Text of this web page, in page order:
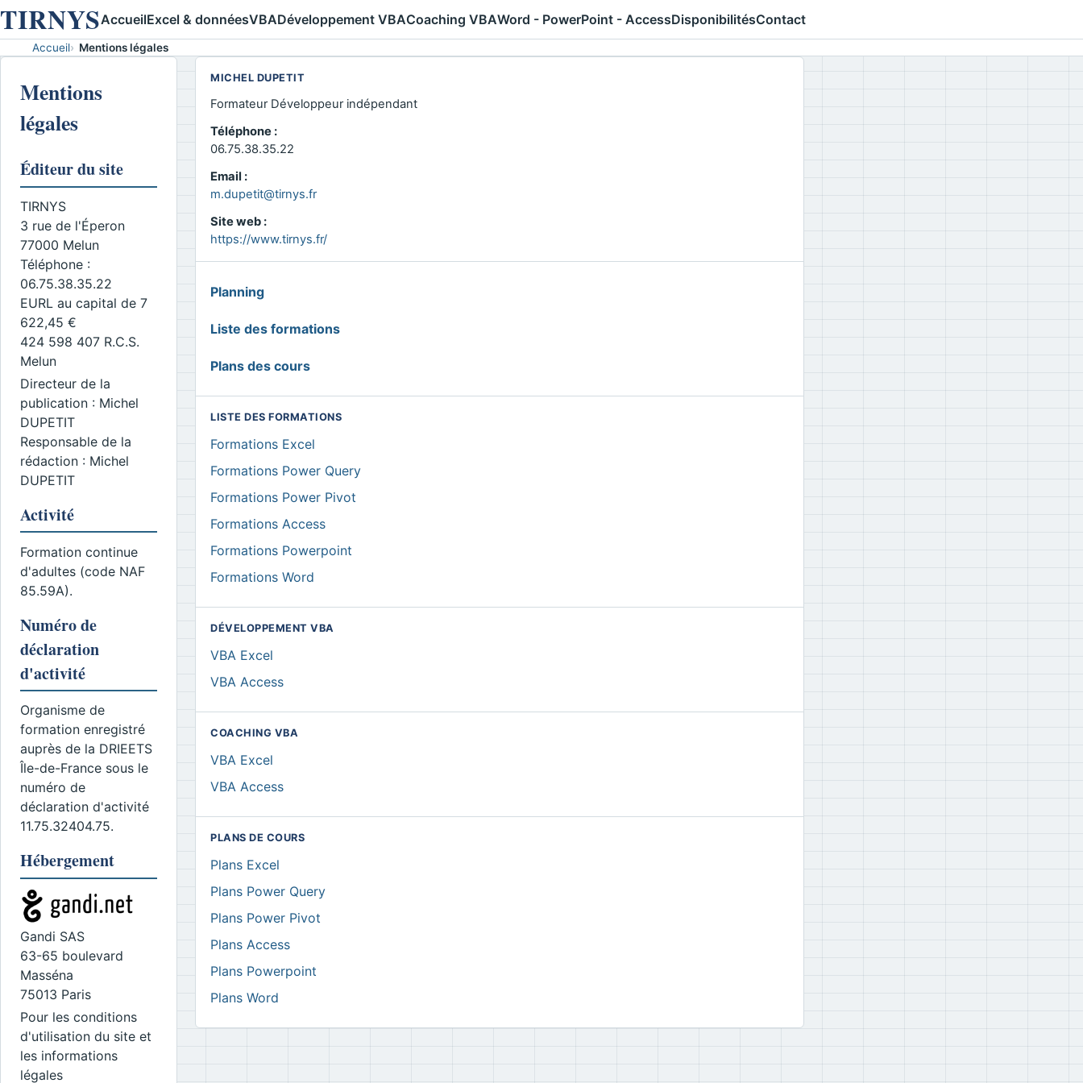
TIRNYSAccueilExcel & donnéesVBADéveloppement VBACoaching VBAWord - PowerPoint - AccessDisponibilitésContact
Accueil Mentions légales
Mentions
légales
Éditeur du site
TIRNYS
3 rue de l'Éperon
77000 Melun
Téléphone :
06.75.38.35.22
EURL au capital de 7
622,45 €
424 598 407 R.C.S.
Melun
Directeur de la
publication : Michel
DUPETIT
Responsable de la
rédaction : Michel
DUPETIT
Activité
Formation continue
d'adultes (code NAF
85.59A).
Numéro de
déclaration
d'activité
Organisme de
formation enregistré
auprès de la DRIEETS
Île-de-France sous le
numéro de
déclaration d'activité
11.75.32404.75.
Hébergement
Gandi SAS
63-65 boulevard
Masséna
75013 Paris
Pour les conditions
d'utilisation du site et
les informations
légales
MICHEL DUPETIT
Formateur Développeur indépendant
Téléphone :
06.75.38.35.22
Email :
m.dupetit@tirnys.fr
Site web :
https://www.tirnys.fr/
GLOBAL
Planning
Liste des formations
Plans des cours
LISTE DES FORMATIONS
Formations Excel
Formations Power Query
Formations Power Pivot
Formations Access
Formations Powerpoint
Formations Word
DÉVELOPPEMENT VBA
VBA Excel
VBA Access
COACHING VBA
VBA Excel
VBA Access
PLANS DE COURS
Plans Excel
Plans Power Query
Plans Power Pivot
Plans Access
Plans Powerpoint
Plans Word